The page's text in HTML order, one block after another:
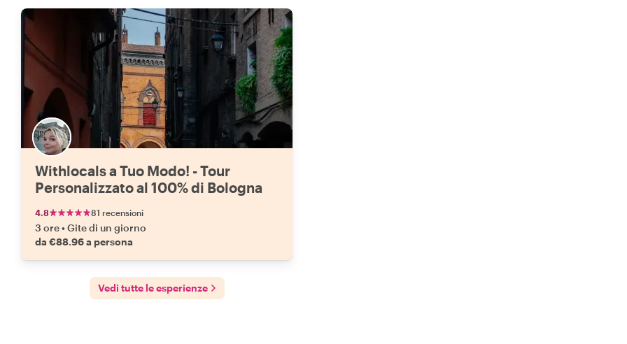
Withlocals a Tuo Modo! - Tour
Personalizzato al 100% di Bologna
4.8 81 recensioni
3 ore•Gite di un giorno
da €88.96 a persona
Vedi tutte le esperienze